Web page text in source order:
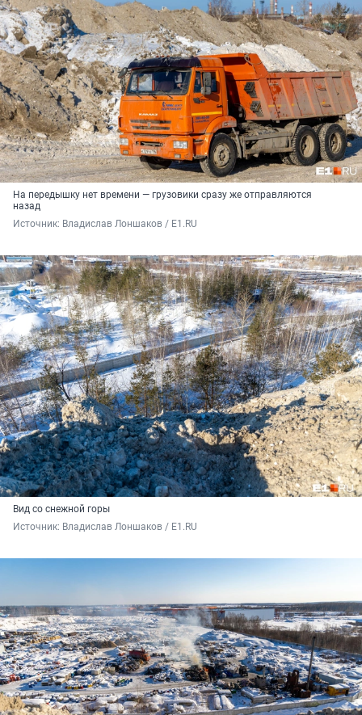
На передышку нет времени — грузовики сразу же отправляются
назад
Источник: Владислав Лоншаков / E1.RU
Вид со снежной горы
Источник: Владислав Лоншаков / E1.RU